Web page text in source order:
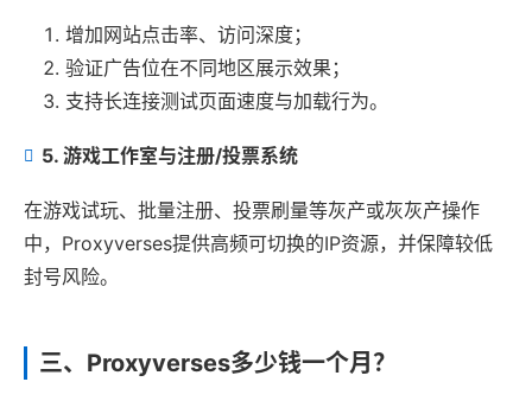
增加网站点击率、访问深度；
验证广告位在不同地区展示效果；
支持长连接测试页面速度与加载行为。
5. 游戏工作室与注册/投票系统
在游戏试玩、批量注册、投票刷量等灰产或灰灰产操作
中，Proxyverses提供高频可切换的IP资源，并保障较低
封号风险。
三、Proxyverses多少钱一个月？